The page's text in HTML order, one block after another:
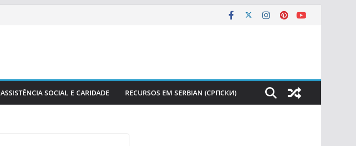
ASSISTÊNCIA SOCIAL E CARIDADE RECURSOS EM SERBIAN (СРПСКИ)